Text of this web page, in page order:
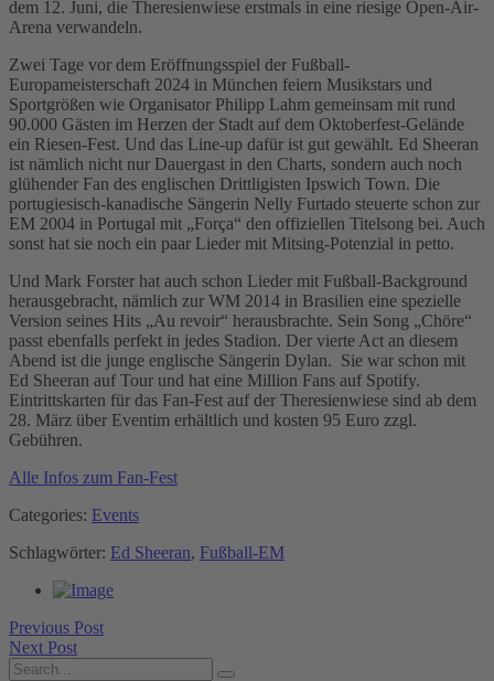
dem 12. Juni, die Theresienwiese erstmals in eine riesige Open-Air-
Arena verwandeln.
Zwei Tage vor dem Eröffnungsspiel der Fußball-
Europameisterschaft 2024 in München feiern Musikstars und
Sportgrößen wie Organisator Philipp Lahm gemeinsam mit rund
90.000 Gästen im Herzen der Stadt auf dem Oktoberfest-Gelände
ein Riesen-Fest. Und das Line-up dafür ist gut gewählt. Ed Sheeran
ist nämlich nicht nur Dauergast in den Charts, sondern auch noch
glühender Fan des englischen Drittligisten Ipswich Town. Die
portugiesisch-kanadische Sängerin Nelly Furtado steuerte schon zur
EM 2004 in Portugal mit „Força“ den offiziellen Titelsong bei. Auch
sonst hat sie noch ein paar Lieder mit Mitsing-Potenzial in petto.
Und Mark Forster hat auch schon Lieder mit Fußball-Background
herausgebracht, nämlich zur WM 2014 in Brasilien eine spezielle
Version seines Hits „Au revoir“ herausbrachte. Sein Song „Chöre“
passt ebenfalls perfekt in jedes Stadion. Der vierte Act an diesem
Abend ist die junge englische Sängerin Dylan. Sie war schon mit
Ed Sheeran auf Tour und hat eine Million Fans auf Spotify.
Eintrittskarten für das Fan-Fest auf der Theresienwiese sind ab dem
28. März über Eventim erhältlich und kosten 95 Euro zzgl.
Gebühren.
Alle Infos zum Fan-Fest
Categories: Events
Schlagwörter: Ed Sheeran, Fußball-EM
Previous Post
Next Post